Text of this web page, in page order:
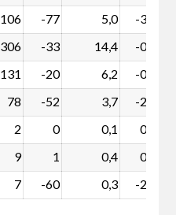
106 -77 5,0 -3,2
306 -33 14,4 -0,8
131 -20 6,2 -0,6
78 -52 3,7 -2,2
2 0 0,1 0,0
9 1 0,4 0,1
7 -60 0,3 -2,7